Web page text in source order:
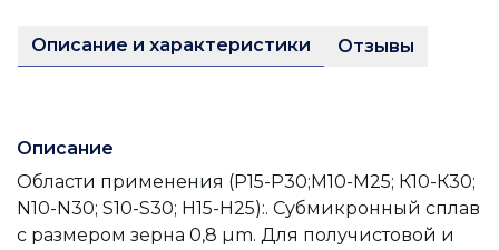
Описание и характеристики Отзывы
Описание
Области применения (Р15-Р30;М10-М25; К10-К30;
N10-N30; S10-S30; Н15-H25):. Субмикронный сплав
с размером зерна 0,8 µm. Для получистовой и